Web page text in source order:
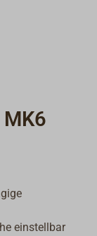
einstellbar